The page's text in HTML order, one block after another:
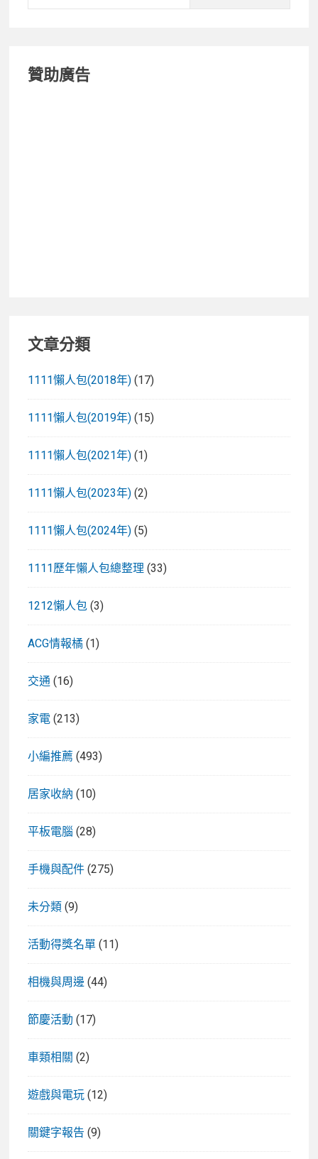
贊助廣告
文章分類
1111懶人包(2018年) (17)
1111懶人包(2019年) (15)
1111懶人包(2021年) (1)
1111懶人包(2023年) (2)
1111懶人包(2024年) (5)
1111歷年懶人包總整理 (33)
1212懶人包 (3)
ACG情報橘 (1)
交通 (16)
家電 (213)
小編推薦 (493)
居家收納 (10)
平板電腦 (28)
手機與配件 (275)
未分類 (9)
活動得獎名單 (11)
相機與周邊 (44)
節慶活動 (17)
車類相關 (2)
遊戲與電玩 (12)
關鍵字報告 (9)